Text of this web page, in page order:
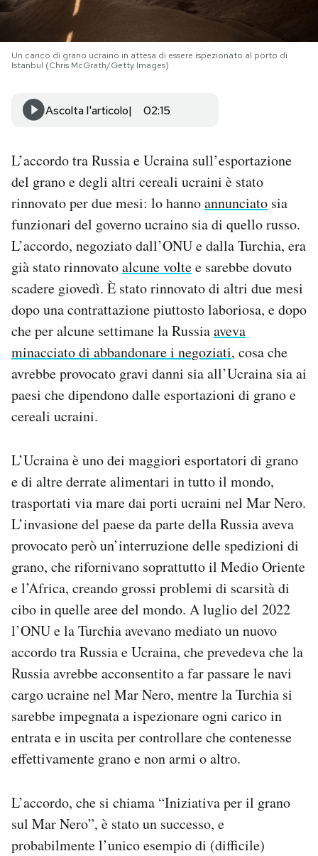
I MIEI PREFERITI
AREA PERSONALE
Area Personale
Newsletter
Notifiche mobile
Regala il Post
Hai bisogno di aiuto?
Esci
Un carico di grano ucraino in attesa di essere ispezionato al porto di
Istanbul (Chris McGrath/Getty Images)
Ascolta l'articolo 02:15
L’accordo tra Russia e Ucraina sull’esportazione
del grano e degli altri cereali ucraini è stato
rinnovato per due mesi: lo hannoannunciato sia
funzionari del governo ucraino sia di quello russo.
L’accordo, negoziato dall’ONU e dalla Turchia, era
già stato rinnovatoalcune voltee sarebbe dovuto
scadere giovedì. È stato rinnovato di altri due mesi
dopo una contrattazione piuttosto laboriosa, e dopo
che per alcune settimane la Russiaaveva
minacciato di abbandonare i negoziati, cosa che
avrebbe provocato gravi danni sia all’Ucraina sia ai
paesi che dipendono dalle esportazioni di grano e
cereali ucraini.
L’Ucraina è uno dei maggiori esportatori di grano
e di altre derrate alimentari in tutto il mondo,
trasportati via mare dai porti ucraini nel Mar Nero.
L’invasione del paese da parte della Russia aveva
provocato però un’interruzione delle spedizioni di
grano, che rifornivano soprattutto il Medio Oriente
e l’Africa, creando grossi problemi di scarsità di
cibo in quelle aree del mondo. A luglio del 2022
l’ONU e la Turchia avevano mediato un nuovo
accordo tra Russia e Ucraina, che prevedeva che la
Russia avrebbe acconsentito a far passare le navi
cargo ucraine nel Mar Nero, mentre la Turchia si
sarebbe impegnata a ispezionare ogni carico in
entrata e in uscita per controllare che contenesse
effettivamente grano e non armi o altro.
L’accordo, che si chiama “Iniziativa per il grano
sul Mar Nero”, è stato un successo, e
probabilmente l’unico esempio di (difficile)